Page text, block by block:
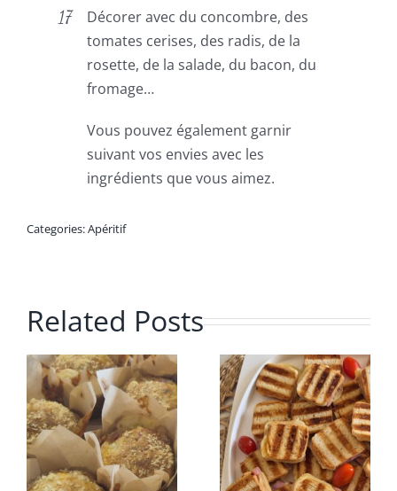
Décorer avec du concombre, des
tomates cerises, des radis, de la
rosette, de la salade, du bacon, du
fromage…
Vous pouvez également garnir
suivant vos envies avec les
ingrédients que vous aimez.
Categories:Apéritif
Related Posts